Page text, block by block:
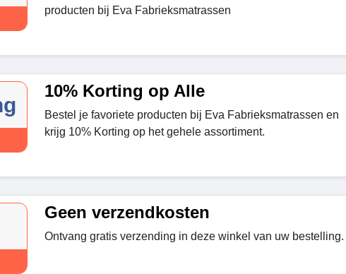
producten bij Eva Fabrieksmatrassen
10% Korting op Alle
Bestel je favoriete producten bij Eva Fabrieksmatrassen en
krijg 10% Korting op het gehele assortiment.
Geen verzendkosten
Ontvang gratis verzending in deze winkel van uw bestelling.